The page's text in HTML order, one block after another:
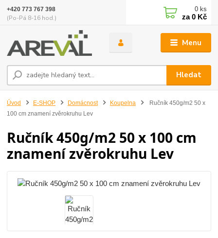
Menu
Hledat
+420 773 767 398
(Po-Pá 8-16 hod.)
0 ks
za0 Kč
Úvod E-SHOP Domácnost Koupelna
Ručník 450g/m2 50 x
100 cm znamení zvěrokruhu Lev
Ručník 450g/m2 50 x 100 cm
znamení zvěrokruhu Lev